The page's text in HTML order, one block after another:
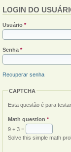
LOGIN DO
Usuário *
Senha *
Recuperar senha
CAPTCHA
Esta questão é para
Math question *
9 + 3 =
Solve this simple math